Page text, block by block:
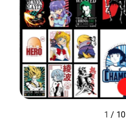
1 / 10